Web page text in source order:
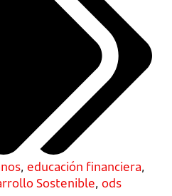
, educación financiera,
Sostenible, ods